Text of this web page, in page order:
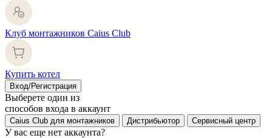
Клуб монтажников Caius Club
Купить котел
Вход/Регистрация
Выберете один из
способов входа в аккаунт
Caius Club для монтажников Дистрибьютор Сервисный центр
У вас еще нет аккаунта?